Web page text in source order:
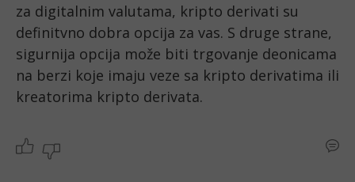
za digitalnim valutama, kripto derivati su
definitvno dobra opcija za vas. S druge strane,
sigurnija opcija može biti trgovanje deonicama
na berzi koje imaju veze sa kripto derivatima ili